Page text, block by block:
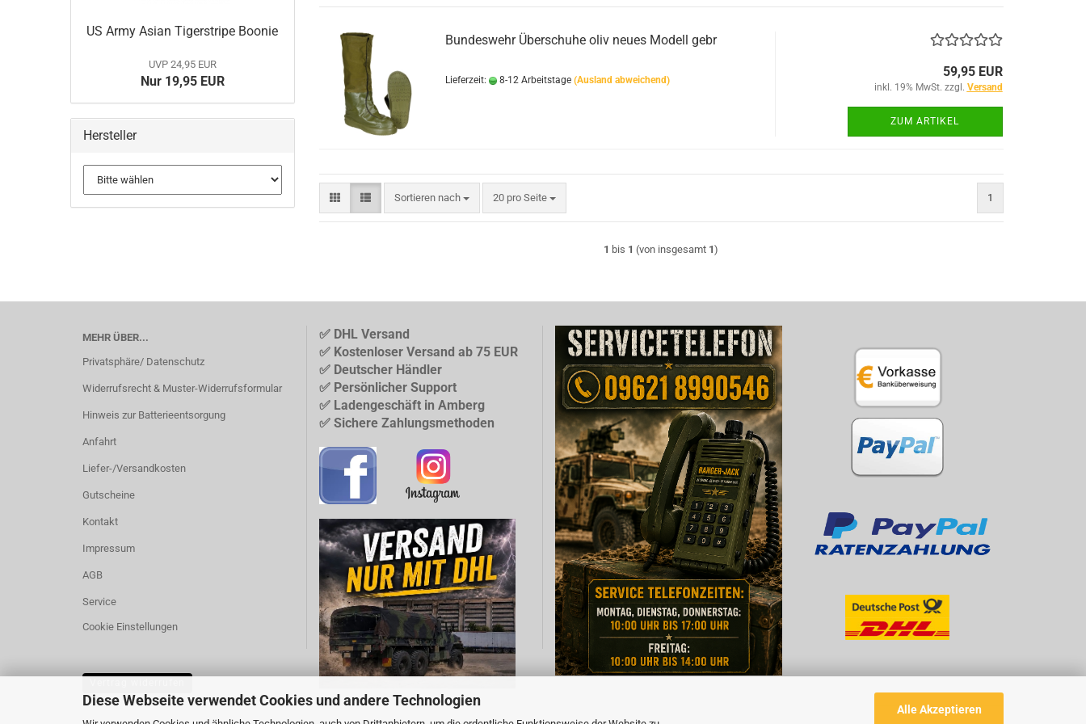
Diese Webseite verwendet Cookies und andere Technologien
Alle Akzeptieren
DANNER Boots
Gummistiefel
HAIX Boots
Socken
Morale Line
Urban Line
Rucksäcke
WILDO
TACTICAL GLOVES SERIES
Bundeswehr Überschuhe oliv neues Modell gebr
Lieferzeit: 8-12 Arbeitstage (Ausland abweichend)
59,95 EUR
inkl. 19% MwSt. zzgl. Versand
ZUM ARTIKEL
Sortieren nach
Sortieren nach 20 pro Seite
pro Seite 1
1 bis 1 (von insgesamt 1)
US Army Asian Tigerstripe Boonie
UVP 24,95 EUR
Nur 19,95 EUR
Hersteller
MEHR ÜBER...
Privatsphäre/ Datenschutz
Widerrufsrecht & Muster-Widerrufsformular
Hinweis zur Batterieentsorgung
Anfahrt
Liefer-/Versandkosten
Gutscheine
Kontakt
Impressum
AGB
Service
Cookie Einstellungen
✅ DHL Versand
✅ Kostenloser Versand ab 75 EUR
✅ Deutscher Händler
✅ Persönlicher Support
✅ Ladengeschäft in Amberg
✅ Sichere Zahlungsmethoden